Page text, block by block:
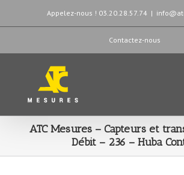
Appelez-nous ! 03.20.28.57.74 |
Contactez-nous
ATC Mesures – Capteurs et
Débit – 236 – Huba